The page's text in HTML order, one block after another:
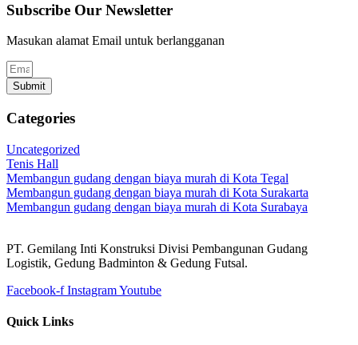
Subscribe Our Newsletter
Masukan alamat Email untuk berlangganan
Submit
Categories
Uncategorized
Tenis Hall
Membangun gudang dengan biaya murah di Kota Tegal
Membangun gudang dengan biaya murah di Kota Surakarta
Membangun gudang dengan biaya murah di Kota Surabaya
PT. Gemilang Inti Konstruksi Divisi Pembangunan Gudang
Logistik, Gedung Badminton & Gedung Futsal.
Facebook-f InstagramYoutube
Quick Links